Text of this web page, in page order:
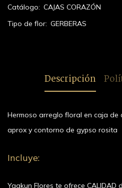
Catálogo: CAJAS CORAZÓN
Tipo de flor: GERBERAS
Descripción
Hermoso arreglo floral en caja de
aprox y contorno de gypso rosita
Incluye:
Yaakun Flores te ofrece